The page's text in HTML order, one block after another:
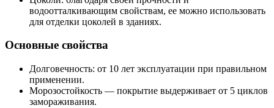
водоотталкивающим свойствам, ее можно использовать
для отделки цоколей в зданиях.
Основные свойства
Долговечность: от 10 лет эксплуатации при правильном
применении.
Морозостойкость — покрытие выдерживает от 5 циклов
замораживания.